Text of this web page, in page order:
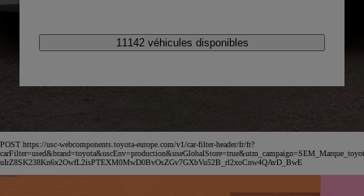
11142 véhicules disponibles
POST https://usc-webcomponents.toyota-europe.com/v1/car-filter-header/fr/fr?
uIrZ8SK238Kn6x2OwfL2isPTEXM0MwD0BvOsZGv7GXbVu52B_rl2xoCnw4QAvD_BwE